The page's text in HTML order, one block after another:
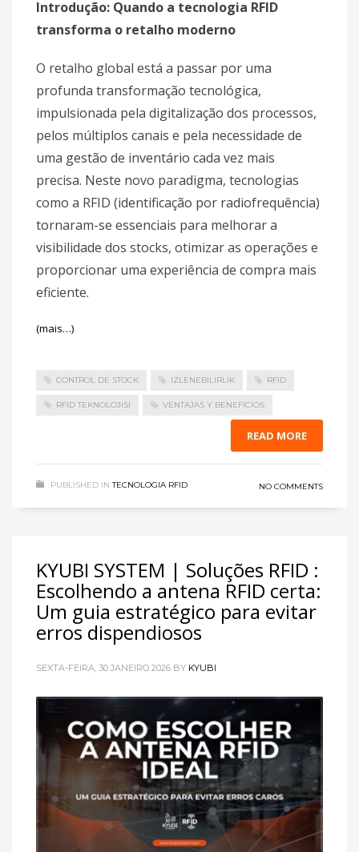
Introdução: Quando a tecnologia RFID
transforma o retalho moderno
O retalho global está a passar por uma
profunda transformação tecnológica,
impulsionada pela digitalização dos processos,
pelos múltiplos canais e pela necessidade de
uma gestão de inventário cada vez mais
precisa. Neste novo paradigma, tecnologias
como a RFID (identificação por radiofrequência)
tornaram-se essenciais para melhorar a
visibilidade dos stocks, otimizar as operações e
proporcionar uma experiência de compra mais
eficiente.
(mais…)
CONTROL DE STOCK IZLENEBILIRLIK RFID
RFID TEKNOLOJISI VENTAJAS Y BENEFICIOS
READ MORE
PUBLISHED IN TECNOLOGIA RFID NO COMMENTS
KYUBI SYSTEM | Soluções RFID :
Escolhendo a antena RFID certa:
Um guia estratégico para evitar
erros dispendiosos
SEXTA-FEIRA, 30 JANEIRO 2026 BY KYUBI